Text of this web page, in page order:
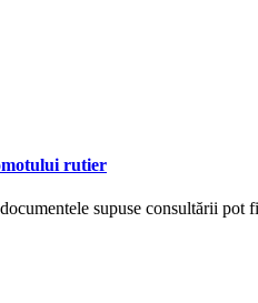
rutier
supuse consultării